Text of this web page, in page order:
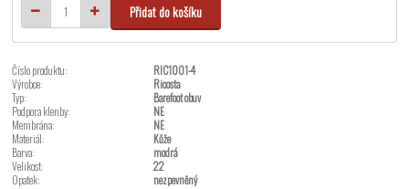
Přidat do košíku
Číslo produktu:
RIC1001-4
Výrobce:
Ricosta
Typ:
Barefoot obuv
Podpora klenby:
NE
Membrána:
NE
Materiál:
Kůže
Barva:
modrá
Velikost:
22
Opatek:
nezpevněný